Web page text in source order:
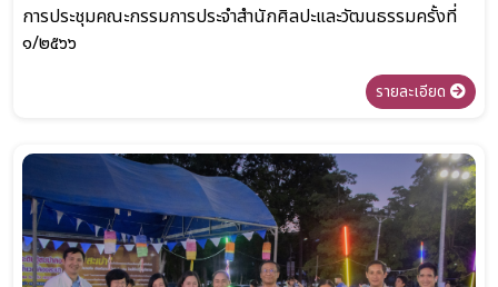
การประชุมคณะกรรมการประจำสำนักศิลปะและวัฒนธรรมครั้งที่
๑/๒๕๖๖
รายละเอียด